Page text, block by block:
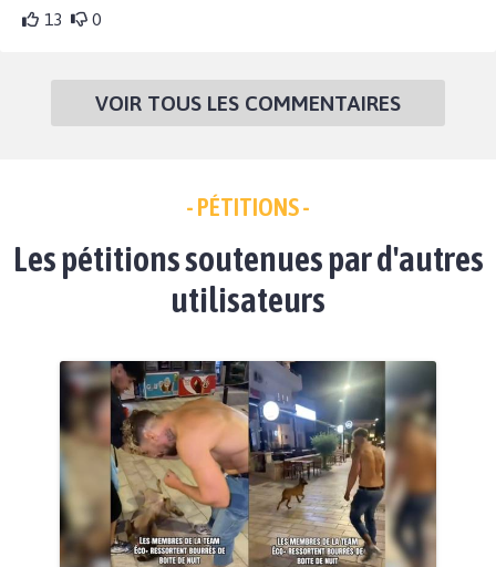
13 0
VOIR TOUS LES COMMENTAIRES
- PÉTITIONS -
Les pétitions soutenues par d'autres
utilisateurs